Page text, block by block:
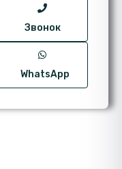
Звонок
WhatsApp